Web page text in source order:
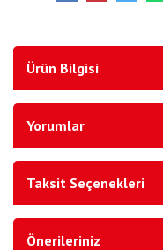
Ürün Bilgisi
Yorumlar
Taksit Seçenekleri
Önerileriniz